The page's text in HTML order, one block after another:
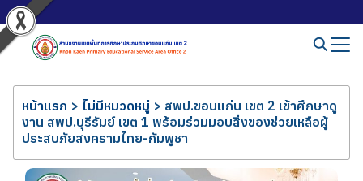
หน้าแรก > ไม่มีหมวดหมู่ > สพป.ขอนแก่น เขต 2 เข้าศึกษาดู
งาน สพป.บุรีรัมย์ เขต 1 พร้อมร่วมมอบสิ่งของช่วยเหลือผู้
ประสบภัยสงครามไทย-กัมพูชา